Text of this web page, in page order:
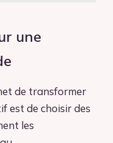
une
de transformer
est de choisir des
les